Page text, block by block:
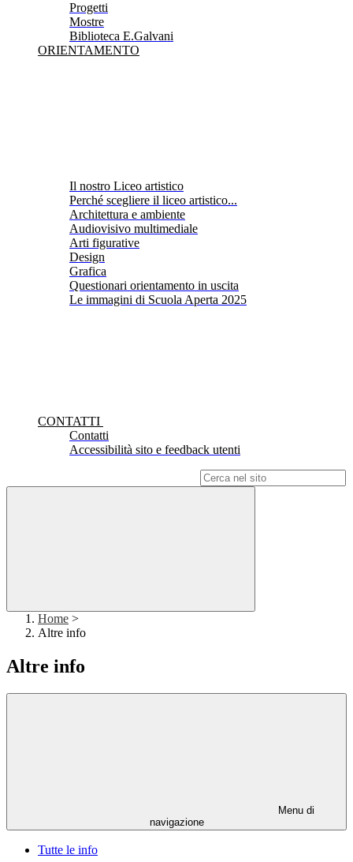
Progetti
Mostre
Biblioteca E.Galvani
ORIENTAMENTO
Il nostro Liceo artistico
Perché scegliere il liceo artistico...
Architettura e ambiente
Audiovisivo multimediale
Arti figurative
Design
Grafica
Questionari orientamento in uscita
Le immagini di Scuola Aperta 2025
CONTATTI
Contatti
Accessibilità sito e feedback utenti
Home >
Altre info
Altre info
Menu di
navigazione
Tutte le info